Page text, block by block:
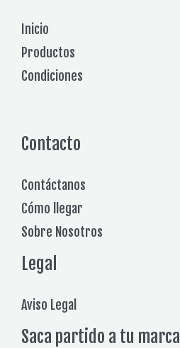
Inicio
Productos
Condiciones
Contacto
Contáctanos
Cómo llegar
Sobre Nosotros
Legal
Aviso Legal
Saca partido a tu marca